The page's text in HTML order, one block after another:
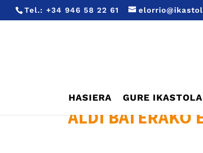
Tel.: +34 946 58 22 61
HASIERA GURE IKASTOLA
ALDI BATERAKO